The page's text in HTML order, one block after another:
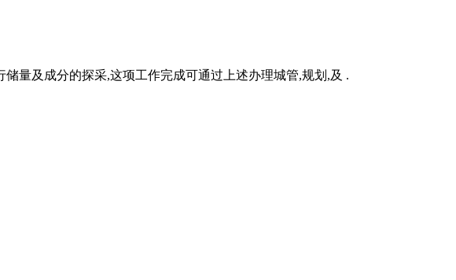
量及成分的探采,这项工作完成可通过上述办理城管,规划,及 .